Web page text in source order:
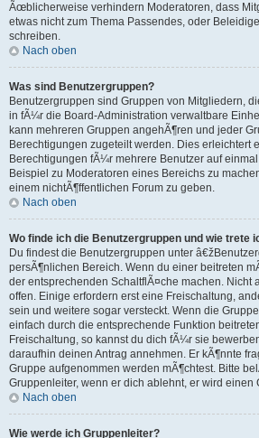
Ãœblicherweise verhindern Moderatoren, dass
etwas nicht zum Thema Passendes, oder
schreiben.
Nach oben
Was sind Benutzergruppen?
Benutzergruppen sind Gruppen von Mitgliedern,
in fÃ¼r die Board-Administration verwaltbare
kann mehreren Gruppen angehÃ¶ren und jeder
Berechtigungen zugeteilt werden. Dies erleichtert
Berechtigungen fÃ¼r mehrere Benutzer auf
Beispiel zu Moderatoren eines Bereichs zu
einem nichtÃ¶ffentlichen Forum zu geben.
Nach oben
Wo finde ich die Benutzergruppen und wie trete
Du findest die Benutzergruppen unter
persÃ¶nlichen Bereich. Wenn du einer beitreten
der entsprechenden SchaltflÃ¤che machen. Nicht
offen. Einige erfordern erst eine Freischaltung,
sein und weitere sogar versteckt. Wenn die
einfach durch die entsprechende Funktion
Freischaltung, so kannst du dich fÃ¼r sie
daraufhin deinen Antrag annehmen. Er kÃ¶nnte
Gruppe aufgenommen werden mÃ¶chtest. Bitte
Gruppenleiter, wenn er dich ablehnt, er wird
Nach oben
Wie werde ich Gruppenleiter?